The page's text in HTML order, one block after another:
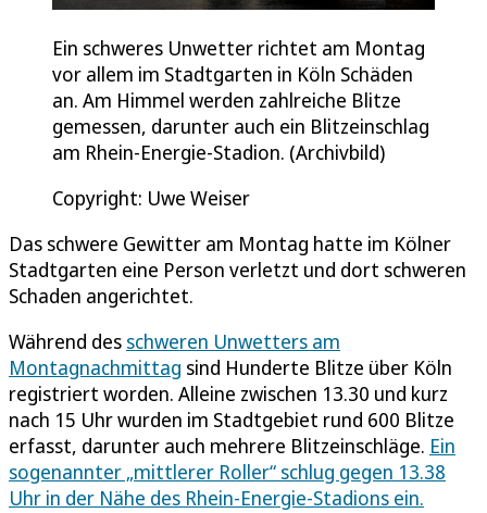
Ein schweres Unwetter richtet am Montag
vor allem im Stadtgarten in Köln Schäden
an. Am Himmel werden zahlreiche Blitze
gemessen, darunter auch ein Blitzeinschlag
am Rhein-Energie-Stadion. (Archivbild)
Copyright: Uwe Weiser
Das schwere Gewitter am Montag hatte im Kölner
Stadtgarten eine Person verletzt und dort schweren
Schaden angerichtet.
Während des schweren Unwetters am
Montagnachmittag sind Hunderte Blitze über Köln
registriert worden. Alleine zwischen 13.30 und kurz
nach 15 Uhr wurden im Stadtgebiet rund 600 Blitze
erfasst, darunter auch mehrere Blitzeinschläge. Ein
sogenannter „mittlerer Roller“ schlug gegen 13.38
Uhr in der Nähe des Rhein-Energie-Stadions ein.